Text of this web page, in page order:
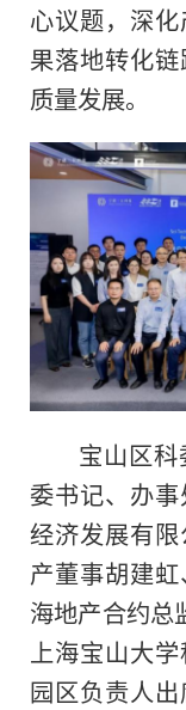
心议题，深
果落地转化
质量发展。
宝山区
委书记、办
经济发展有
产董事胡建
海地产合约总
上海宝山大
园区负责人出